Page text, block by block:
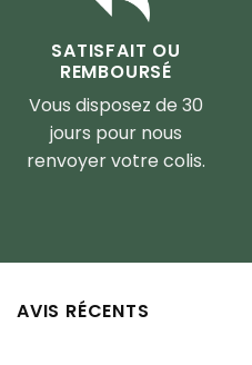
SATISFAIT OU
REMBOURSÉ
Vous disposez de 30
jours pour nous
renvoyer votre colis.
AVIS RÉCENTS